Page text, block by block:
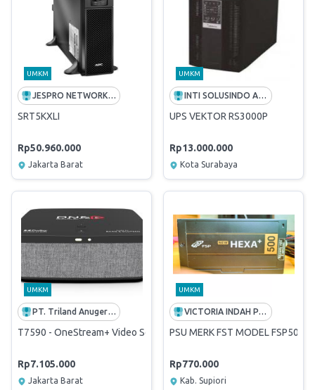
UMKM
JESPRO NETWORK RENT
SRT5KXLI
Rp50.960.000
Jakarta Barat
UMKM
INTI SOLUSINDO ABADI
UPS VEKTOR RS3000P
Rp13.000.000
Kota Surabaya
UMKM
PT. Triland Anugerah Mandiri
T7590 - OneStream+ Video Soundbox - Audio by Bang Olufsen
Rp7.105.000
Jakarta Barat
UMKM
VICTORIA INDAH PAPUA
PSU MERK FST MODEL FSP500-
Rp770.000
Kab. Supiori